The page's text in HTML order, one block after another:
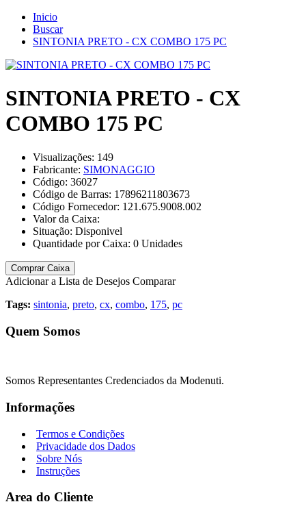
Inicio
Buscar
SINTONIA PRETO - CX COMBO 175 PC
SINTONIA PRETO - CX
COMBO 175 PC
Visualizações: 149
Fabricante: SIMONAGGIO
Código: 36027
Código de Barras: 17896211803673
Código Fornecedor: 121.675.9008.002
Valor da Caixa:
Situação: Disponivel
Quantidade por Caixa: 0 Unidades
Comprar Caixa
Adicionar a Lista de Desejos Comparar
Tags: sintonia, preto, cx, combo, 175, pc
Quem Somos
Somos Representantes Credenciados da Modenuti.
Informações
Termos e Condições
Privacidade dos Dados
Sobre Nós
Instruções
Area do Cliente